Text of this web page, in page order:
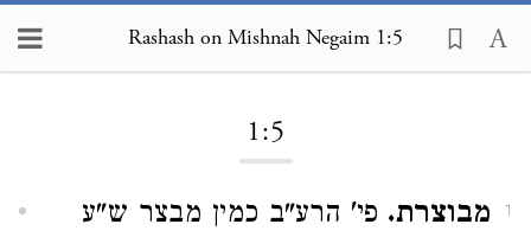
Rashash on Mishnah Negaim 1:5
1:5
1 מבוצרת. פי' הרע"ב כמין מבצר ש"ע